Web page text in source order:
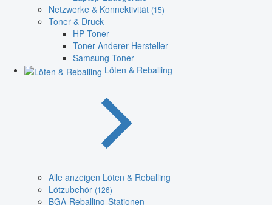
Netzwerke & Konnektivität (15)
Toner & Druck
HP Toner
Toner Anderer Hersteller
Samsung Toner
Löten & Reballing
Alle anzeigen Löten & Reballing
Lötzubehör (126)
BGA-Reballing-Stationen